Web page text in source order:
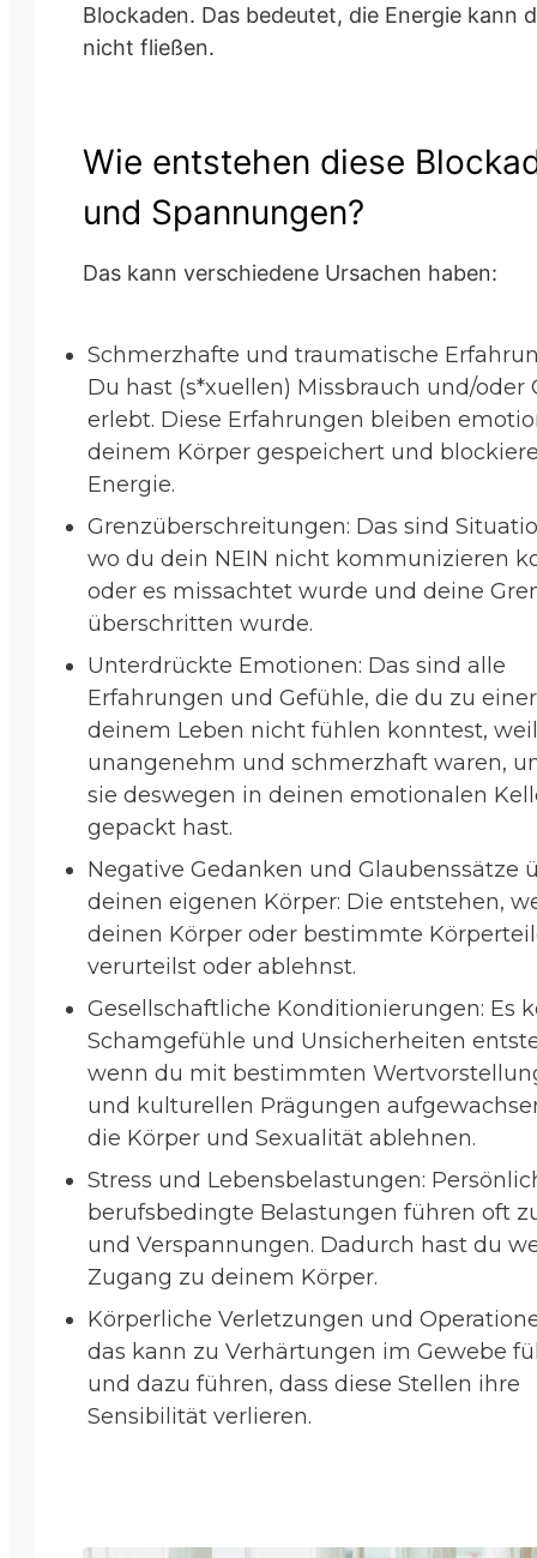
Blockaden. Das bedeutet, die Energie kann
nicht fließen.
Wie entstehen diese
und Spannungen?
Das kann verschiedene Ursachen haben:
Schmerzhafte und traumatische
Du hast (s*xuellen) Missbrauch und/oder
erlebt. Diese Erfahrungen bleiben
deinem Körper gespeichert und
Energie.
Grenzüberschreitungen: Das sind
wo du dein NEIN nicht kommunizieren
oder es missachtet wurde und deine
überschritten wurde.
Unterdrückte Emotionen: Das sind alle
Erfahrungen und Gefühle, die du zu
deinem Leben nicht fühlen konntest,
unangenehm und schmerzhaft waren,
sie deswegen in deinen emotionalen
gepackt hast.
Negative Gedanken und Glaubenssätze
deinen eigenen Körper: Die entstehen,
deinen Körper oder bestimmte
verurteilst oder ablehnst.
Gesellschaftliche Konditionierungen: Es
Schamgefühle und Unsicherheiten
wenn du mit bestimmten
und kulturellen Prägungen
die Körper und Sexualität ablehnen.
Stress und Lebensbelastungen:
berufsbedingte Belastungen führen oft
und Verspannungen. Dadurch hast du
Zugang zu deinem Körper.
Körperliche Verletzungen und
das kann zu Verhärtungen im Gewebe
und dazu führen, dass diese Stellen ihre
Sensibilität verlieren.